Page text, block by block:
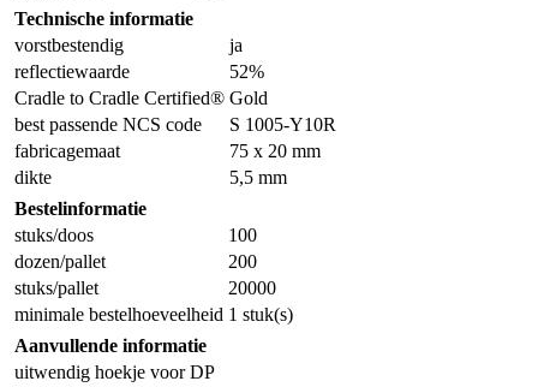
Technische informatie
vorstbestendig
ja
reflectiewaarde
52%
Cradle to Cradle Certified® Gold
best passende NCS code
S 1005-Y10R
fabricagemaat
75 x 20 mm
dikte
5,5 mm
Bestelinformatie
stuks/doos
100
dozen/pallet
200
stuks/pallet
20000
minimale bestelhoeveelheid 1 stuk(s)
Aanvullende informatie
uitwendig hoekje voor DP